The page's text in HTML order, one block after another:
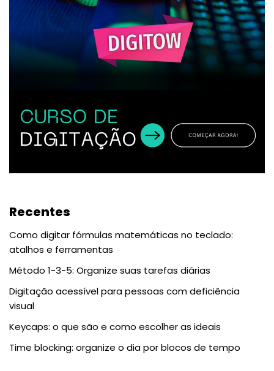
Recentes
Como digitar fórmulas matemáticas no teclado:
atalhos e ferramentas
Método 1-3-5: Organize suas tarefas diárias
Digitação acessível para pessoas com deficiência
visual
Keycaps: o que são e como escolher as ideais
Time blocking: organize o dia por blocos de tempo